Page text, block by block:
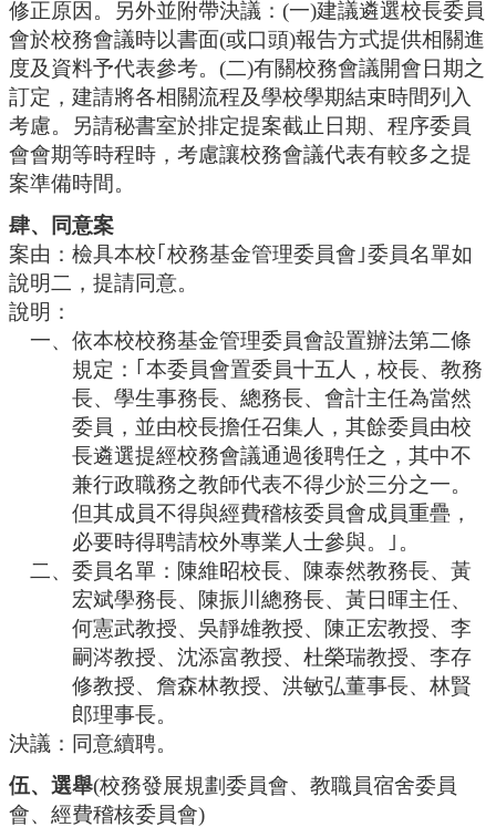
修正原因。另外並附帶決議： (一)建議遴選校長委員
會於校務會議時以書面(或口頭)報告方式提供相關進
度及資料予代表參考。(二)有關校務會議開會日期之
訂定，建請將各相關流程及學校學期結束時間列入
考慮。另請秘書室於排定提案截止日期、 程序委員
會會期等時程時，考慮讓校務會議代表有較多之提
案準備時間。
肆、同意案
案由：檢具本校｢校務基金管理委員會｣委員名單如
說明二，提請同意。
說明：
一、依本校校務基金管理委員會設置辦法第二條
規定：｢本委員會置委員十五人，校長、教務
長、學生事務長、總務長、會計主任為當然
委員，並由校長擔任召集人，其餘委員由校
長遴選提經校務會議通過後聘任之，其中不
兼行政職務之教師代表不得少於三分之一。
但其成員不得與經費稽核委員會成員重疊，
必要時得聘請校外專業人士參與。｣。
二、委員名單：陳維昭校長、陳泰然教務長、黃
宏斌學務長、陳振川總務長、黃日暉主任、
何憲武教授、吳靜雄教授、陳正宏教授、李
嗣涔教授、沈添富教授、杜榮瑞教授、李存
修教授、詹森林教授、洪敏弘董事長、林賢
郎理事長。
決議：同意續聘。
伍、 選舉(校務發展規劃委員會、教職員宿舍委員
會、經費稽核委員會)